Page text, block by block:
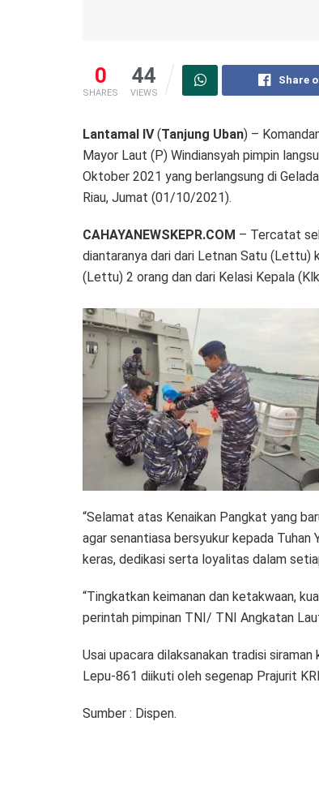
0
SHARES
44
VIEWS
Share
Lantamal IV(Tanjung Uban) –
Mayor Laut (P) Windiansyah pimpin
Oktober 2021 yang berlangsung di
Riau, Jumat (01/10/2021).
CAHAYANEWSKEPR.COM – Tercatat
diantaranya dari dari Letnan Satu (Lettu)
(Lettu) 2 orang dan dari Kelasi Kepala
“Selamat atas Kenaikan Pangkat yang
agar senantiasa bersyukur kepada Tuhan
keras, dedikasi serta loyalitas dalam
“Tingkatkan keimanan dan ketakwaan,
perintah pimpinan TNI/ TNI Angkatan
Usai upacara dilaksanakan tradisi
Lepu-861 diikuti oleh segenap Prajurit
Sumber : Dispen.